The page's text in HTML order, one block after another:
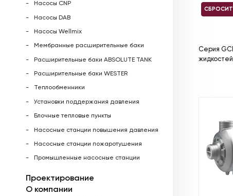
Насосы CNP
Насосы DAB
Насосы Wellmix
Мембранные расширительные баки
Расширительные баки ABSOLUTE TANK
Расширительные баки WESTER
Теплообменники
Установки поддержания давления
Блочные тепловые пункты
Насосные станции повышения давления
Насосные станции пожаротушения
Промышленные насосные станции
Проектирование
О компании
Серия